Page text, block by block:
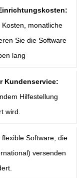
monatliche
Sie die Software
lang
Kundenservice:
Hilfestellung
wird.
Software, die
versenden